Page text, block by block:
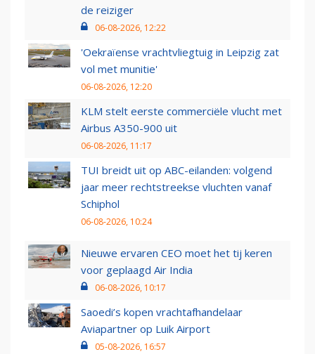
de reiziger
06-08-2026, 12:22
'Oekraïense vrachtvliegtuig in Leipzig zat
vol met munitie'
06-08-2026, 12:20
KLM stelt eerste commerciële vlucht met
Airbus A350-900 uit
06-08-2026, 11:17
TUI breidt uit op ABC-eilanden: volgend
jaar meer rechtstreekse vluchten vanaf
Schiphol
06-08-2026, 10:24
Nieuwe ervaren CEO moet het tij keren
voor geplaagd Air India
06-08-2026, 10:17
Saoedi’s kopen vrachtafhandelaar
Aviapartner op Luik Airport
05-08-2026, 16:57